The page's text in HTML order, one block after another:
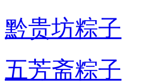
黔贵坊粽子
五芳斋粽子